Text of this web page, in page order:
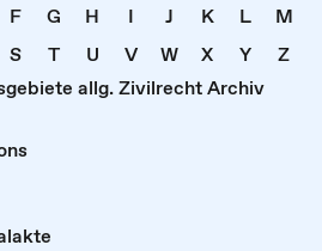
F G H I J K L
M
S T U V W X Y
Z
allg. Zivilrecht Archiv